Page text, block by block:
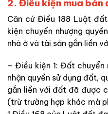
2. Điều kiện mua bán
Căn cứ Điều 188 Luật
kiện chuyển nhượng
nhà ở và tài sản gắn liền
– Điều kiện 1: Đất chuyển
nhận quyền sử dụng đất,
gắn liền với đất đã được
(trừ trường hợp khác mà